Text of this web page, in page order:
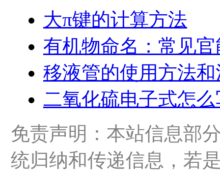
大π键的计算方法
有机物命名：常见
移液管的使用方法
二氧化硫电子式怎
免责声明：本站信息部
统归纳和传递信息，若